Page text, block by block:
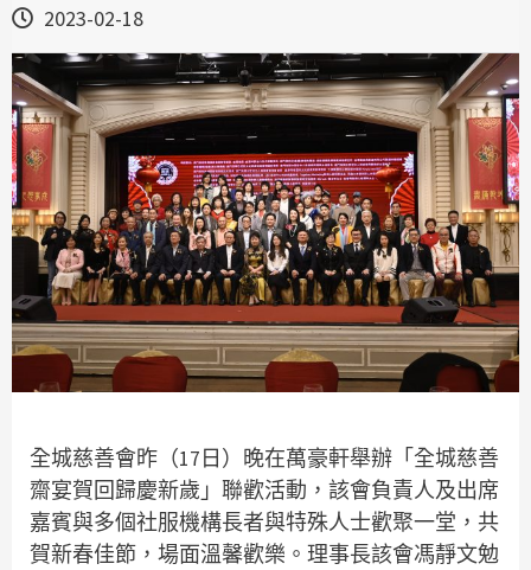
2023-02-18
全城慈善會昨（17日）晚在萬豪軒舉辦「全城慈善
齋宴賀回歸慶新歲」聯歡活動，該會負責人及出席
嘉賓與多個社服機構長者與特殊人士歡聚一堂，共
賀新春佳節，場面溫馨歡樂。理事長該會馮靜文勉